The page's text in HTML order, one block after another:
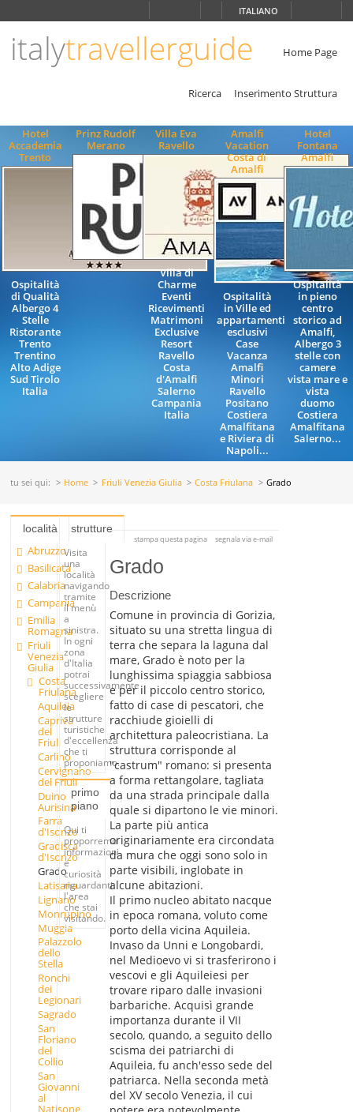
ITALIANO
italytravellerguide Home Page
Ricerca Inserimento Struttura
Hotel
Accademia
Trento
Ospitalità
di Qualità
Albergo 4
Stelle
Ristorante
Trento
Trentino
Alto Adige
Sud Tirolo
Italia
Prinz Rudolf
Merano
Villa Eva
Ravello
Villa di
Charme
Eventi
Ricevimenti
Matrimoni
Exclusive
Resort
Ravello
Costa
d'Amalfi
Salerno
Campania
Italia
Amalfi
Vacation
Costa di
Amalfi
Ospitalità
in Ville ed
appartamenti
esclusivi
Case
Vacanza
Amalfi
Minori
Ravello
Positano
Costiera
Amalfitana
e Riviera di
Napoli...
Hotel
Fontana
Amalfi
Ospitalità
in pieno
centro
storico ad
Amalfi,
Albergo 3
stelle con
camere
vista mare e
vista
duomo
Costiera
Amalfitana
Salerno...
tu sei qui: Home Friuli Venezia Giulia Costa Friulana Grado
località
Abruzzo
Basilicata
Calabria
Campania
Emilia
Romagna
Friuli
Venezia
Giulia
Costa
Friulana
Aquileia
Capriva
del
Friuli
Carlino
Cervignano
del Friuli
Duino
Aurisina
Farra
d'Isonzo
Gradisca
d'Isonzo
Grado
Latisana
Lignano
Monrupino
Muggia
Palazzolo
dello
Stella
Ronchi
dei
Legionari
Sagrado
San
Floriano
del
Collio
San
Giovanni
al
Natisone
strutture
Visita
una
località
navigando
tramite
il menù
a
sinistra.
In ogni
zona
d'Italia
potrai
successivamente
scegliere
le
strutture
turistiche
d'eccellenza
che ti
proponiamo.
primo
piano
Qui ti
proporremo
informazioni
e
curiosità
riguardanti
l'area
che stai
visitando.
stampa questa pagina segnala via e-mail
Grado
Descrizione
Comune in provincia di Gorizia,
situato su una stretta lingua di
terra che separa la laguna dal
mare, Grado è noto per la
lunghissima spiaggia sabbiosa
e per il piccolo centro storico,
fatto di case di pescatori, che
racchiude gioielli di
architettura paleocristiana. La
struttura corrisponde al
"castrum" romano: si presenta
a forma rettangolare, tagliata
da una strada principale dalla
quale si dipartono le vie minori.
La parte più antica
originariamente era circondata
da mura che oggi sono solo in
parte visibili, inglobate in
alcune abitazioni.
Il primo nucleo abitato nacque
in epoca romana, voluto come
porto della vicina Aquileia.
Invaso da Unni e Longobardi,
nel Medioevo vi si trasferirono i
vescovi e gli Aquileiesi per
trovare riparo dalle invasioni
barbariche. Acquisì grande
importanza durante il VII
secolo, quando, a seguito dello
scisma dei patriarchi di
Aquileia, fu anch'esso sede del
patriarca. Nella seconda metà
del XV secolo Venezia, il cui
lingua
ITALIANO
ENGLISH